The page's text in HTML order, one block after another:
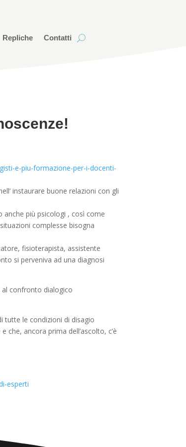
Repliche Contatti
e-piu-formazione-per-i-docenti-
instaurare buone relazioni con gli
più psicologi , così come
complesse bisogna
fisioterapista, assistente
si perveniva ad una diagnosi
al confronto dialogico
tutte le condizioni di disagio
ancora prima dell’ascolto, c’è
esperti